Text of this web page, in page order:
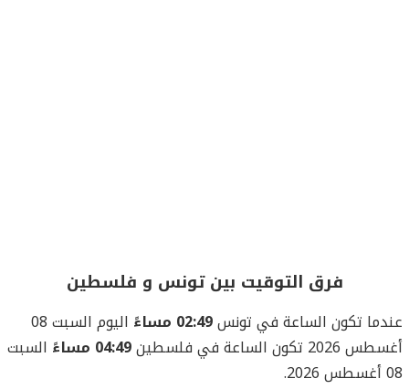
فرق التوقيت بين تونس و فلسطين
عندما تكون الساعة في تونس02:49 مساءً
اليوم السبت 08
أغسطس 2026 تكون الساعة في فلسطين
04:49 مساءً
السبت
08 أغسطس 2026.